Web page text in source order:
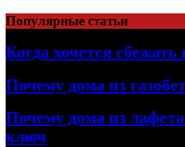
Перейти
к
содержимому
Популярные статьи
Когда хочется
Почему дома из
Почему дома из
ключ